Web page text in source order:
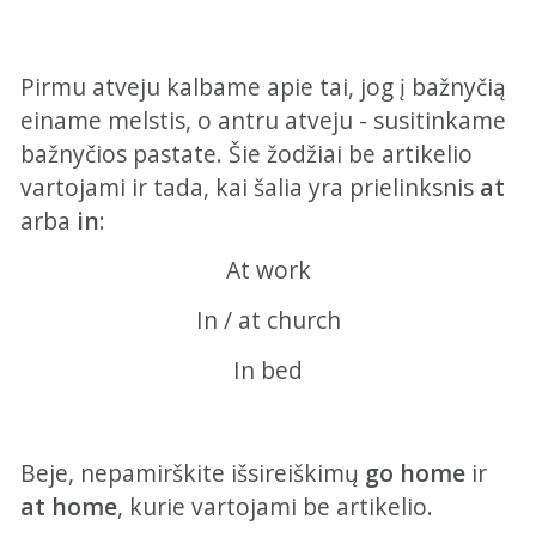
Pirmu atveju kalbame apie tai, jog į bažnyčią
einame melstis, o antru atveju - susitinkame
bažnyčios pastate. Šie žodžiai be artikelio
vartojami ir tada, kai šalia yra prielinksnis at
arba in:
At work
In / at church
In bed
Beje, nepamirškite išsireiškimų go homeir
at home, kurie vartojami be artikelio.